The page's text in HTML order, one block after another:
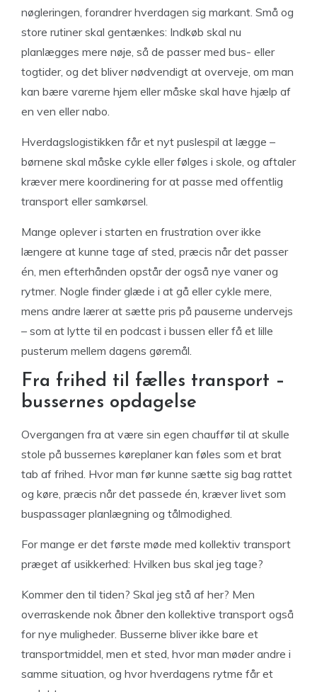
nøgleringen, forandrer hverdagen sig markant. Små og
store rutiner skal gentænkes: Indkøb skal nu
planlægges mere nøje, så de passer med bus- eller
togtider, og det bliver nødvendigt at overveje, om man
kan bære varerne hjem eller måske skal have hjælp af
en ven eller nabo.
Hverdagslogistikken får et nyt puslespil at lægge –
børnene skal måske cykle eller følges i skole, og aftaler
kræver mere koordinering for at passe med offentlig
transport eller samkørsel.
Mange oplever i starten en frustration over ikke
længere at kunne tage af sted, præcis når det passer
én, men efterhånden opstår der også nye vaner og
rytmer. Nogle finder glæde i at gå eller cykle mere,
mens andre lærer at sætte pris på pauserne undervejs
– som at lytte til en podcast i bussen eller få et lille
pusterum mellem dagens gøremål.
Fra frihed til fælles transport –
bussernes opdagelse
Overgangen fra at være sin egen chauffør til at skulle
stole på bussernes køreplaner kan føles som et brat
tab af frihed. Hvor man før kunne sætte sig bag rattet
og køre, præcis når det passede én, kræver livet som
buspassager planlægning og tålmodighed.
For mange er det første møde med kollektiv transport
præget af usikkerhed: Hvilken bus skal jeg tage?
Kommer den til tiden? Skal jeg stå af her? Men
overraskende nok åbner den kollektive transport også
for nye muligheder. Busserne bliver ikke bare et
transportmiddel, men et sted, hvor man møder andre i
samme situation, og hvor hverdagens rytme får et